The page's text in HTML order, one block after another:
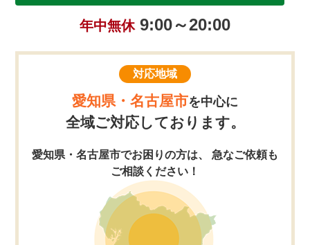
年中無休9:00～20:00
対応地域
愛知県・名古屋市を中心に
全域ご対応しております。
愛知県・名古屋市でお困りの方は、 急なご依頼も
ご相談ください！